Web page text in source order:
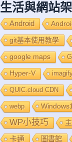
生活與網站
Android
git基本使用教學
google maps
Hyper-V
QUIC.cloud CDN
webp
WP小技巧
卡通 圖書館